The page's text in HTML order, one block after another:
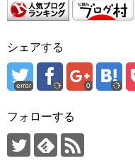
シェアする
error 0
フォローする